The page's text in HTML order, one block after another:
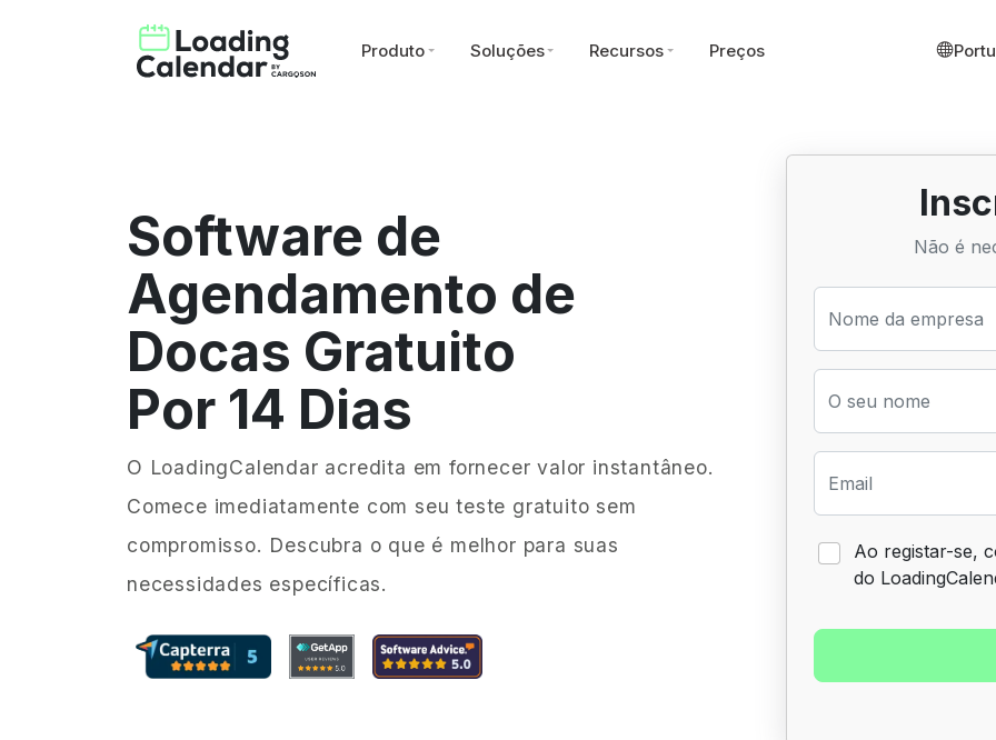
Produto Soluções Recursos Preços
Software de
Agendamento de
Docas Gratuito
Por 14 Dias
O LoadingCalendar acredita em fornecer valor instantâneo.
Comece imediatamente com seu teste gratuito sem
compromisso. Descubra o que é melhor para suas
necessidades específicas.
Não é
Nome da empresa
O seu nome
Email
Ao registar-se,
do